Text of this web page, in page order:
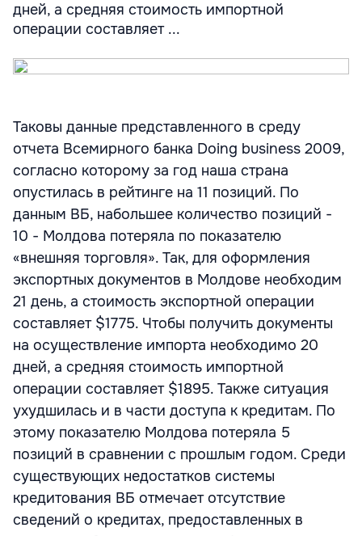
дней, а средняя стоимость импортной
операции составляет ...
Таковы данные представленного в среду
отчета Всемирного банка Doing business 2009,
согласно которому за год наша страна
опустилась в рейтинге на 11 позиций. По
данным ВБ, набольшее количество позиций -
10 - Молдова потеряла по показателю
«внешняя торговля». Так, для оформления
экспортных документов в Молдове необходим
21 день, а стоимость экспортной операции
составляет $1775. Чтобы получить документы
на осуществление импорта необходимо 20
дней, а средняя стоимость импортной
операции составляет $1895. Также ситуация
ухудшилась и в части доступа к кредитам. По
этому показателю Молдова потеряла 5
позиций в сравнении с прошлым годом. Среди
существующих недостатков системы
кредитования ВБ отмечает отсутствие
сведений о кредитах, предоставленных в